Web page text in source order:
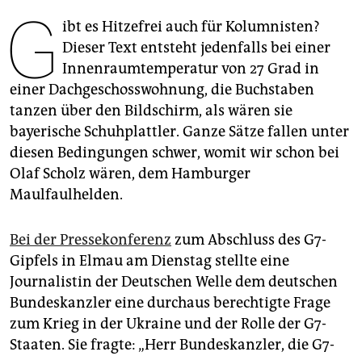
abo
genossenschaft
epaper login
G ibt es Hitzefrei auch für Kolumnisten?
Dieser Text entsteht jedenfalls bei einer
Innenraumtemperatur von 27 Grad in
einer Dachgeschosswohnung, die Buchstaben
tanzen über den Bildschirm, als wären sie
bayerische Schuhplattler. Ganze Sätze fallen unter
diesen Bedingungen schwer, womit wir schon bei
Olaf Scholz wären, dem Hamburger
Maulfaulhelden.
Bei der Pressekonferenz zum Abschluss des G7-
Gipfels in Elmau am Dienstag stellte eine
Journalistin der Deutschen Welle dem deutschen
Bundeskanzler eine durchaus berechtigte Frage
zum Krieg in der Ukraine und der Rolle der G7-
Staaten. Sie fragte: „Herr Bundeskanzler, die G7-